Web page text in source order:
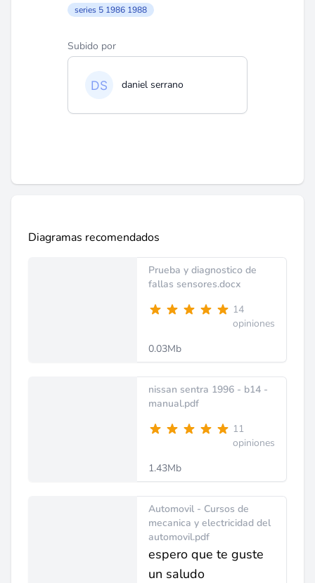
series 5 1986 1988
Subido por
daniel serrano
Diagramas recomendados
Prueba y diagnostico de
fallas sensores.docx
14
opiniones
0.03Mb
nissan sentra 1996 - b14 -
manual.pdf
11
opiniones
1.43Mb
Automovil - Cursos de
mecanica y electricidad del
automovil.pdf
espero que te guste
un saludo